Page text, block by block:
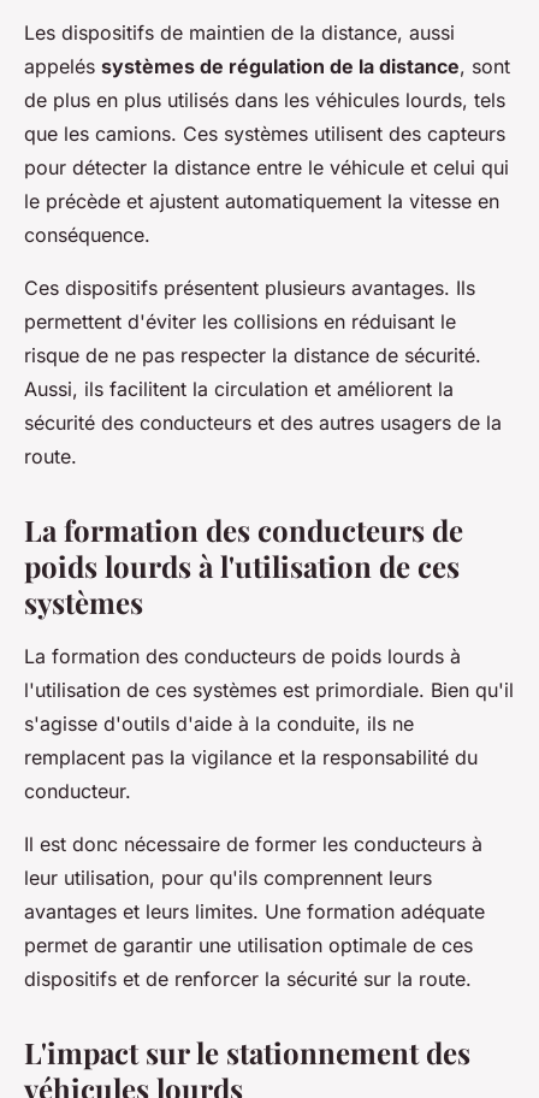
Les dispositifs de maintien de la distance, aussi
appelés systèmes de régulation de la distance, sont
de plus en plus utilisés dans les véhicules lourds, tels
que les camions. Ces systèmes utilisent des capteurs
pour détecter la distance entre le véhicule et celui qui
le précède et ajustent automatiquement la vitesse en
conséquence.
Ces dispositifs présentent plusieurs avantages. Ils
permettent d'éviter les collisions en réduisant le
risque de ne pas respecter la distance de sécurité.
Aussi, ils facilitent la circulation et améliorent la
sécurité des conducteurs et des autres usagers de la
route.
La formation des conducteurs de
poids lourds à l'utilisation de ces
systèmes
La formation des conducteurs de poids lourds à
l'utilisation de ces systèmes est primordiale. Bien qu'il
s'agisse d'outils d'aide à la conduite, ils ne
remplacent pas la vigilance et la responsabilité du
conducteur.
Il est donc nécessaire de former les conducteurs à
leur utilisation, pour qu'ils comprennent leurs
avantages et leurs limites. Une formation adéquate
permet de garantir une utilisation optimale de ces
dispositifs et de renforcer la sécurité sur la route.
L'impact sur le stationnement des
véhicules lourds